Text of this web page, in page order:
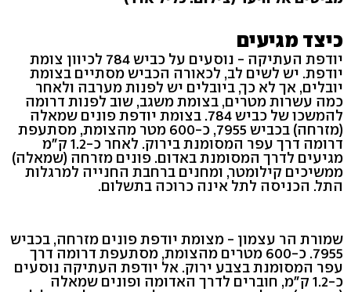
כיצד מגיעים
יודפת העתיקה - נוסעים על כביש 784 לכיוון צומת
יודפת. יש לשים לב, לכאורה הכביש מסתיים בצומת
יובלים, אך לא כך, ביובלים יש לפנות מערבה ולאחר
כמה עשרות מטרים, בצומת משגב, שוב לפנות דרומה
להמשכו של כביש 784. בצומת יודפת פונים שמאלה
(מזרחה) בכביש 7955, כ-600 מטר מהצומת, מסתעפת
דרומה דרך עפר המסומנת בירוק. לאחר כ-1.2 ק"מ
מגיעים לדרך המסומנת באדום. פונים מזרחה (שמאלה)
ממשיכים קילומטר, ומחנים ברחבת החנייה למרגלות
התל. הכניסה לתל אינה כרוכה בתשלום.
שמורת הר עצמון - מצומת יודפת פונים מזרחה, בכביש
7955. כ-600 מטרים מהצומת, מסתעפת דרומה דרך
עפר המסומנת בצבע ירוק. אל יודפת העתיקה נוסעים
כ-1.2 ק"מ, חוברים לדרך האדומה ופונים שמאלה